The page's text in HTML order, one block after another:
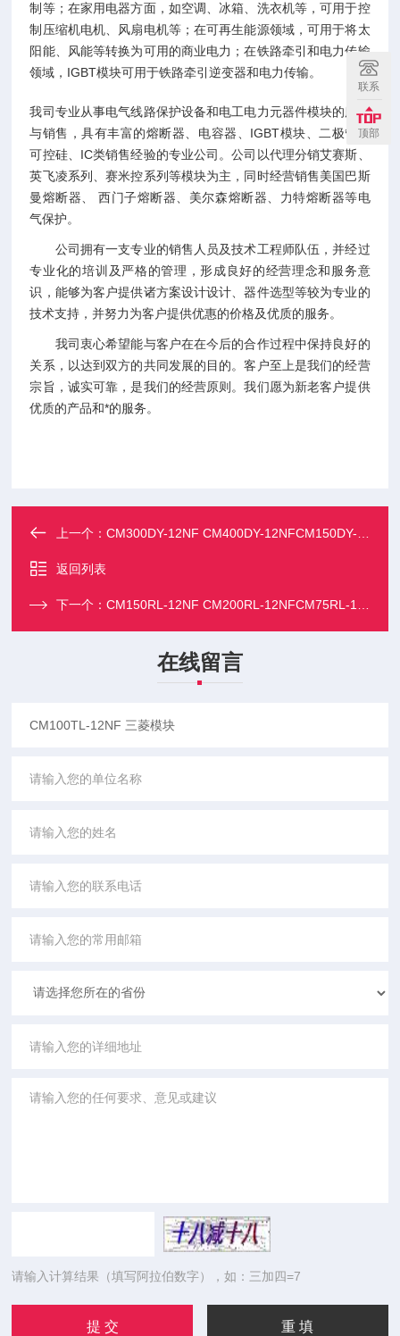
制等；在家用电器方面，如空调、冰箱、洗衣机等，可用于控
制压缩机电机、风扇电机等；在可再生能源领域，可用于将太
阳能、风能等转换为可用的商业电力；在铁路牵引和电力传输
领域，IGBT模块可用于铁路牵引逆变器和电力传输。
我司专业从事电气线路保护设备和电工电力元器件模块的服务
与销售，具有丰富的熔断器、电容器、IGBT模块、二极管、
可控硅、IC类销售经验的专业公司。公司以代理分销艾赛斯、
英飞凌系列、赛米控系列等模块为主，同时经营销售美国巴斯
曼熔断器、 西门子熔断器、美尔森熔断器、力特熔断器等电
气保护。
公司拥有一支专业的销售人员及技术工程师队伍，并经过
专业化的培训及严格的管理，形成良好的经营理念和服务意
识，能够为客户提供诸方案设计设计、器件选型等较为专业的
技术支持，并努力为客户提供优惠的价格及优质的服务。
我司衷心希望能与客户在在今后的合作过程中保持良好的
关系，以达到双方的共同发展的目的。客户至上是我们的经营
宗旨，诚实可靠，是我们的经营原则。我们愿为新老客户提供
优质的产品和*的服务。
上一个：CM300DY-12NF CM400DY-12NFCM150DY-12NF 三菱模块
返回列表
下一个：CM150RL-12NF CM200RL-12NFCM75RL-12NF 三菱模块
在线留言
请输入计算结果（填写阿拉伯数字），如：三加四=7
联系
顶部